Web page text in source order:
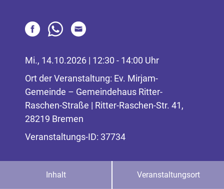
Mi., 14.10.2026 | 12:30 - 14:00 Uhr
Ort der Veranstaltung: Ev. Mirjam-
Gemeinde – Gemeindehaus Ritter-
Raschen-Straße | Ritter-Raschen-Str. 41,
28219 Bremen
Veranstaltungs-ID: 37734
Inhalt Veranstaltungsort